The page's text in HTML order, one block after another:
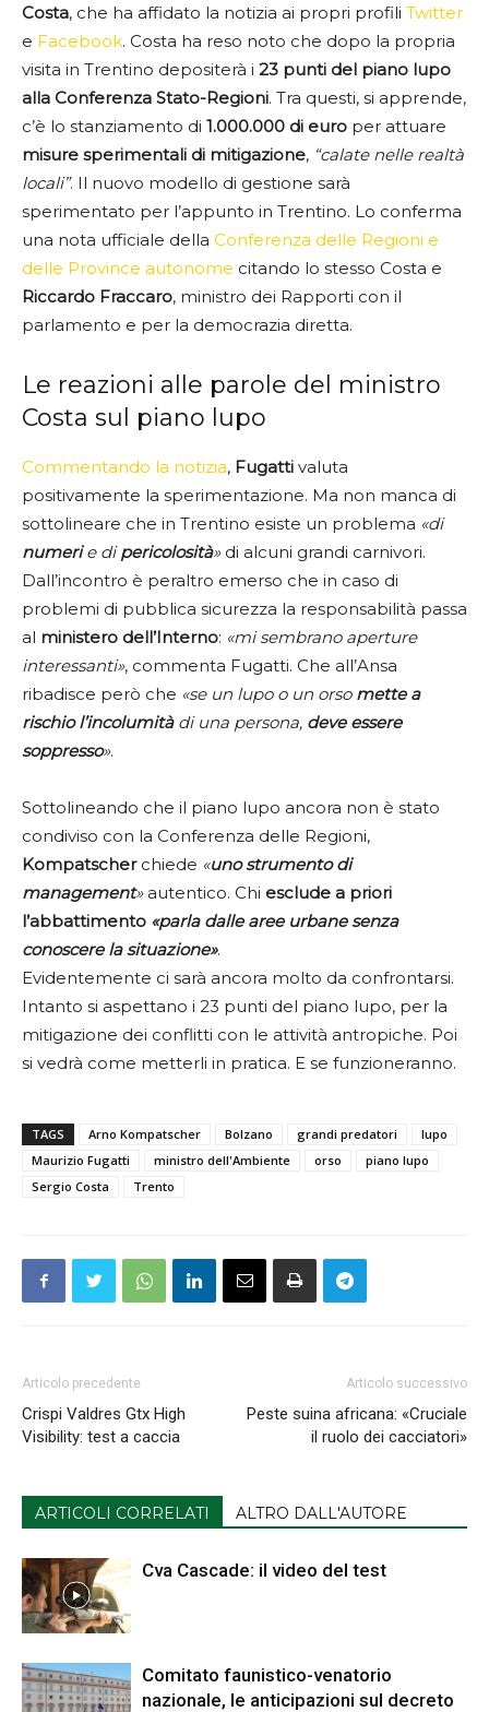
Costa, che ha affidato la notizia ai propri profili Twitter
e Facebook. Costa ha reso noto che dopo la propria
visita in Trentino depositerà i 23 punti del piano lupo
alla Conferenza Stato-Regioni. Tra questi, si apprende,
c’è lo stanziamento di 1.000.000 di euro per attuare
misure sperimentali di mitigazione, “calate nelle realtà
locali”. Il nuovo modello di gestione sarà
sperimentato per l’appunto in Trentino. Lo conferma
una nota ufficiale della Conferenza delle Regioni e
delle Province autonome citando lo stesso Costa e
Riccardo Fraccaro, ministro dei Rapporti con il
parlamento e per la democrazia diretta.
Le reazioni alle parole del ministro
Costa sul piano lupo
Commentando la notizia, Fugatti valuta
positivamente la sperimentazione. Ma non manca di
sottolineare che in Trentino esiste un problema «di
numerie dipericolosità»di alcuni grandi carnivori.
Dall’incontro è peraltro emerso che in caso di
problemi di pubblica sicurezza la responsabilità passa
al ministero dell’Interno: «mi sembrano aperture
interessanti», commenta Fugatti. Che all’Ansa
ribadisce però che «se un lupo o un orso mette a
rischio l’incolumitàdi una persona, deve essere
soppresso».
Sottolineando che il piano lupo ancora non è stato
condiviso con la Conferenza delle Regioni,
Kompatscherchiede «uno strumento di
management»autentico. Chi esclude a priori
l’abbattimento «parla dalle aree urbane senza
conoscere la situazione».
Evidentemente ci sarà ancora molto da confrontarsi.
Intanto si aspettano i 23 punti del piano lupo, per la
mitigazione dei conflitti con le attività antropiche. Poi
si vedrà come metterli in pratica. E se funzioneranno.
TAGS Arno Kompatscher Bolzano grandi predatori
lupo
Maurizio Fugatti
ministro dell'Ambiente orso
piano lupo
Sergio Costa
Trento
Articolo precedente
Crispi Valdres Gtx High
Visibility: test a caccia
Articolo successivo
Peste suina africana: «Cruciale
il ruolo dei cacciatori»
ARTICOLI CORRELATI ALTRO DALL'AUTORE
Cva Cascade: il video del test
Comitato faunistico-venatorio
nazionale, le anticipazioni sul decreto